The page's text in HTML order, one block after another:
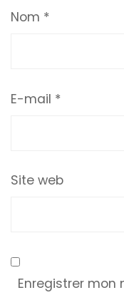
Nom *
E-mail *
Site web
Enregistrer